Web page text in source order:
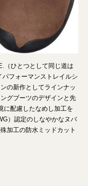
（ひとつとして同じ道は
パフォーマンストレイルシ
の新作としてラインナッ
グブーツのデザインと先
に配慮したなめし加工を
）認定のしなやかなヌバ
加工の防水ミッドカット